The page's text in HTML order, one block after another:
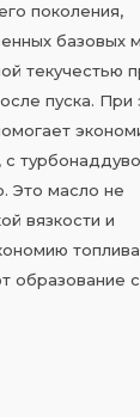
поколения,
базовых
текучестью
пуска. При
с
Это масло не
вязкости и
образование